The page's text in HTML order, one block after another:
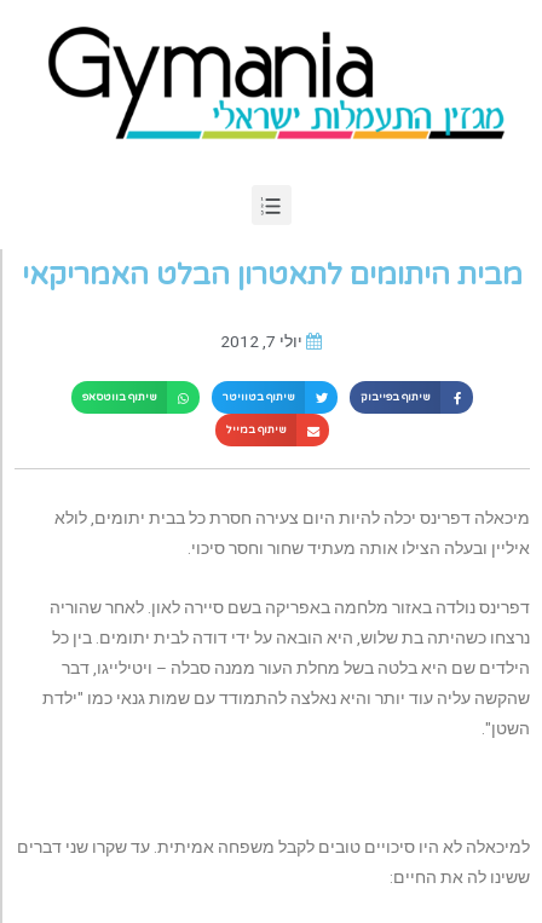
מבית היתומים לתאטרון הבלט האמריקאי
יולי 7, 2012
שיתוף בפייבוק שיתוף בטוויטר שיתוף בווטסאפ
שיתוף במייל
מיכאלה דפרינס יכלה להיות היום צעירה חסרת כל בבית יתומים, לולא
איליין ובעלה הצילו אותה מעתיד שחור וחסר סיכוי.
דפרינס נולדה באזור מלחמה באפריקה בשם סיירה לאון. לאחר שהוריה
נרצחו כשהיתה בת שלוש, היא הובאה על ידי דודה לבית יתומים. בין כל
הילדים שם היא בלטה בשל מחלת העור ממנה סבלה – ויטילייגו, דבר
שהקשה עליה עוד יותר והיא נאלצה להתמודד עם שמות גנאי כמו "ילדת
השטן".
למיכאלה לא היו סיכויים טובים לקבל משפחה אמיתית. עד שקרו שני דברים
ששינו לה את החיים: